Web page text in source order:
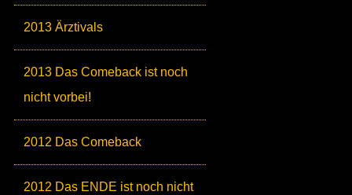
2013 Ärztivals
2013 Das Comeback ist noch
nicht vorbei!
2012 Das Comeback
2012 Das ENDE ist noch nicht